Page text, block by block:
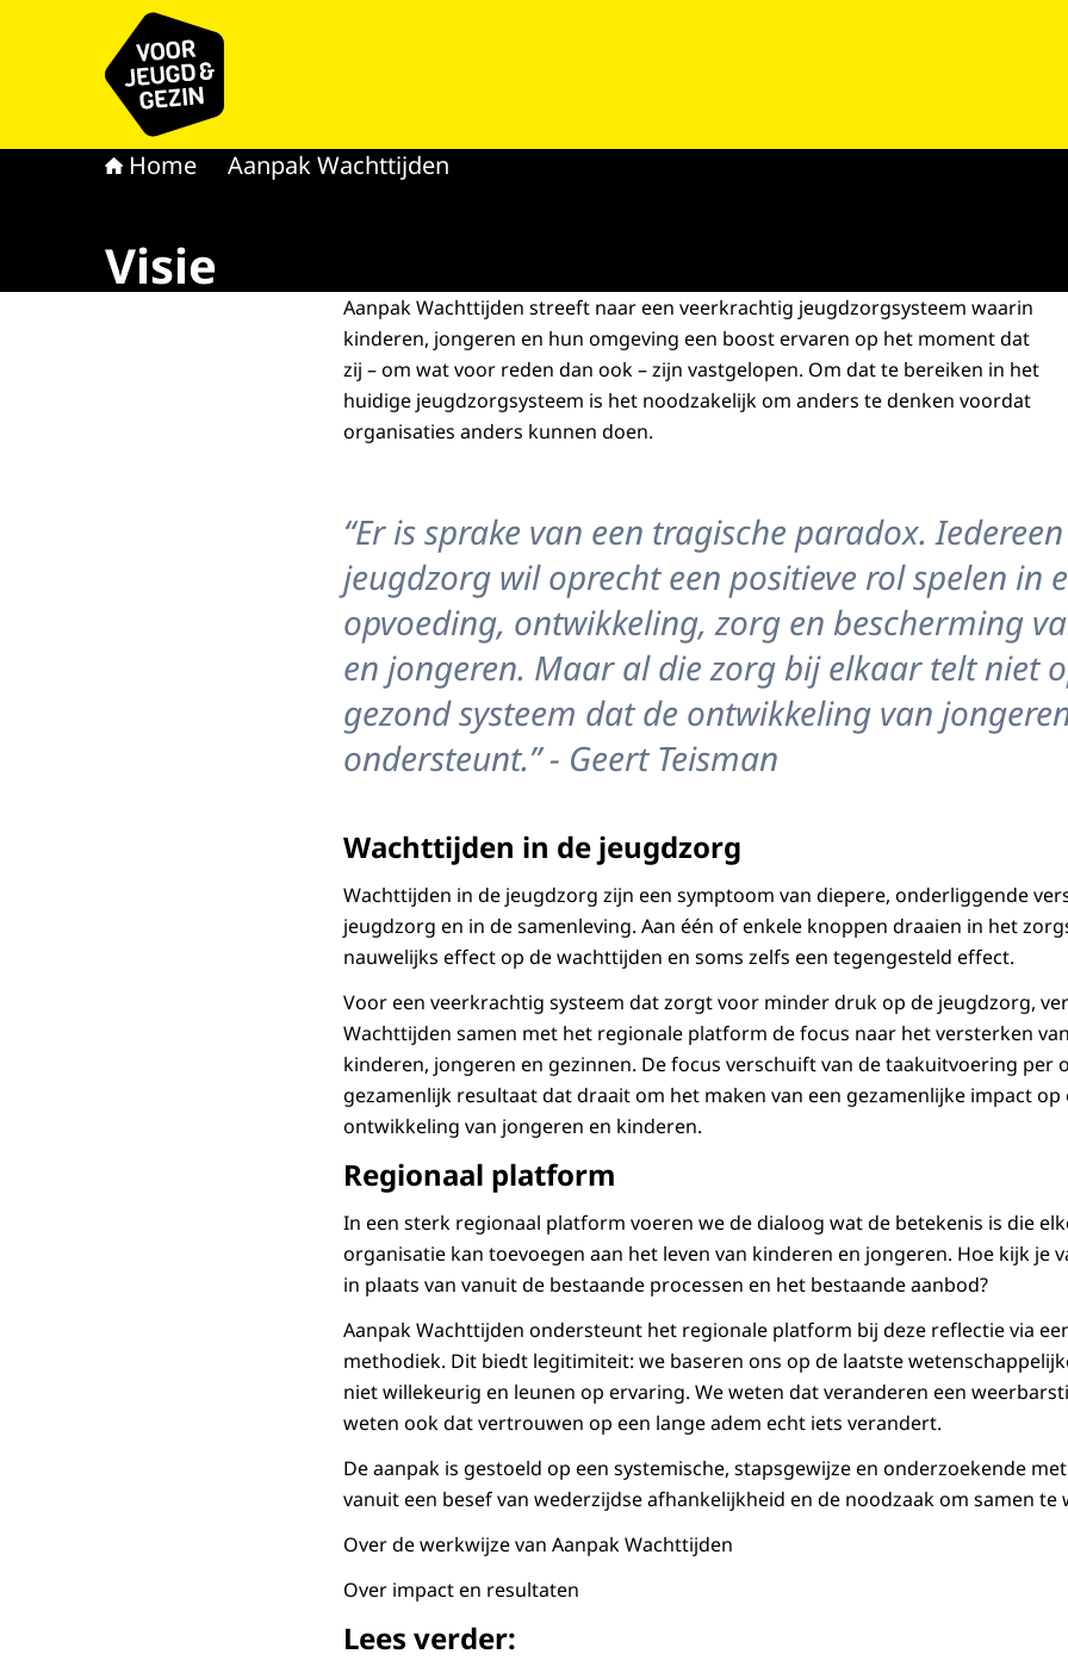
Naar de homepage van voor Jeugd & Gezin
Home Aanpak Wachttijden
Visie
Aanpak Wachttijden streeft naar een veerkrachtig jeugdzorgsysteem waarin
kinderen, jongeren en hun omgeving een boost ervaren op het moment dat
zij – om wat voor reden dan ook – zijn vastgelopen. Om dat te bereiken in het
huidige jeugdzorgsysteem is het noodzakelijk om anders te denken voordat
organisaties anders kunnen doen.
“Er is sprake van een tragische paradox.
jeugdzorg wil oprecht een positieve rol spelen in
opvoeding, ontwikkeling, zorg en bescherming
en jongeren. Maar al die zorg bij elkaar telt niet
gezond systeem dat de ontwikkeling van
ondersteunt.” - Geert Teisman
Wachttijden in de jeugdzorg
Wachttijden in de jeugdzorg zijn een symptoom van diepere, onderliggende
jeugdzorg en in de samenleving. Aan één of enkele knoppen draaien in het
nauwelijks effect op de wachttijden en soms zelfs een tegengesteld effect.
Voor een veerkrachtig systeem dat zorgt voor minder druk op de jeugdzorg,
Wachttijden samen met het regionale platform de focus naar het versterken
kinderen, jongeren en gezinnen. De focus verschuift van de taakuitvoering per
gezamenlijk resultaat dat draait om het maken van een gezamenlijke impact op
ontwikkeling van jongeren en kinderen.
Regionaal platform
In een sterk regionaal platform voeren we de dialoog wat de betekenis is die
organisatie kan toevoegen aan het leven van kinderen en jongeren. Hoe kijk je
in plaats van vanuit de bestaande processen en het bestaande aanbod?
Aanpak Wachttijden ondersteunt het regionale platform bij deze reflectie via
methodiek. Dit biedt legitimiteit: we baseren ons op de laatste
niet willekeurig en leunen op ervaring. We weten dat veranderen een
weten ook dat vertrouwen op een lange adem echt iets verandert.
De aanpak is gestoeld op een systemische, stapsgewijze en onderzoekende
vanuit een besef van wederzijdse afhankelijkheid en de noodzaak om samen te
Over de werkwijze van Aanpak Wachttijden
Over impact en resultaten
Lees verder: